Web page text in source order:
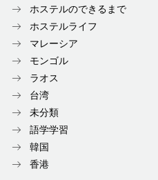
ホステルのできるまで
ホステルライフ
マレーシア
モンゴル
ラオス
台湾
未分類
語学学習
韓国
香港